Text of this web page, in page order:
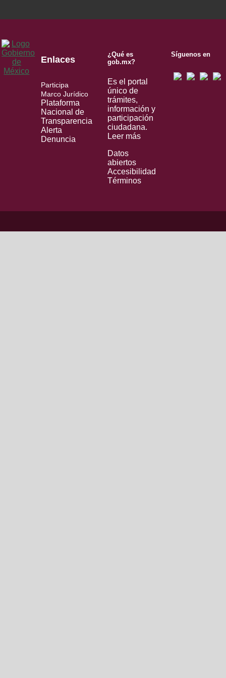
Enlaces
Participa
Marco Jurídico
Plataforma
Nacional de
Transparencia
Alerta
Denuncia
¿Qué es
gob.mx?
Es el portal
único de
trámites,
información y
participación
ciudadana.
Leer más
Datos
abiertos
Accesibilidad
Términos
Síguenos en